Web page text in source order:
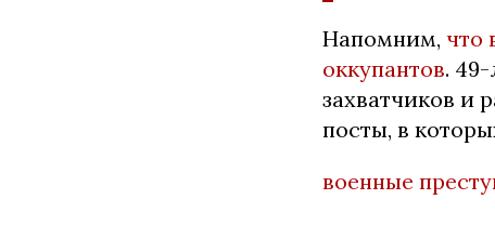
Напомним, что
оккупантов.
захватчиков и
посты, в
военные